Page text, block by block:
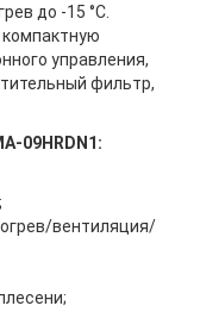
до -15 °С.
управления,
фильтр,
09HRDN1:
вентиляция/